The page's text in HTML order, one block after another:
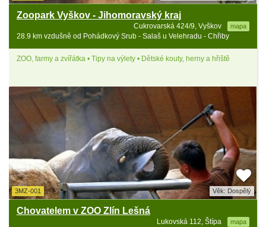
Zoopark Vyškov - Jihomoravský kraj
Cukrovarská 424/9, Vyškov mapa
28.9 km vzdušně od Pohádkový Srub - Salaš u Velehradu - Chřiby
ZOO, farmy a zvířátka • Tipy na výlety • Dětské kouty, herny a hřiště
3MZ-001 Věk: Dospělý
Chovatelem v ZOO Zlín Lešná
Lukovská 112, Štípa mapa